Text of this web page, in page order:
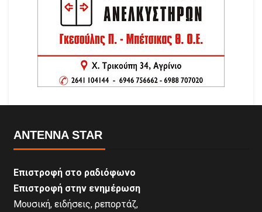
ANTENNA STAR
Επιστροφή στο ραδιόφωνο
Επιστροφή στην ενημέρωση
Μουσική, ειδήσεις, ρεπορτάζ,